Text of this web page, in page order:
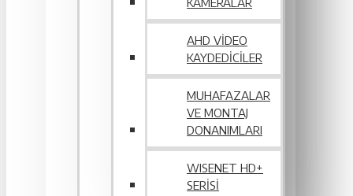
AHD VIDEO
KAYDEDICILER
MUHAFAZALAR
VE MONTAJ
DONANIMLARI
WISENET HD+
SERİSİ